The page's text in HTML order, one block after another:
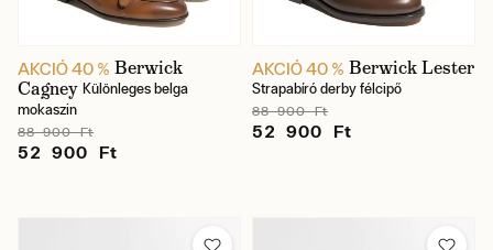
AKCIÓ 40 % Berwick
Cagney Különleges belga
mokaszin
88 900 Ft
52 900 Ft
AKCIÓ 40 % Berwick Lester
Strapabíró derby félcipő
88 900 Ft
52 900 Ft